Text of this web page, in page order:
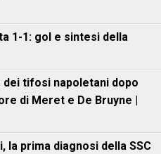
1-1: gol e sintesi della
dei tifosi napoletani dopo
di Meret e De Bruyne |
la prima diagnosi della SSC